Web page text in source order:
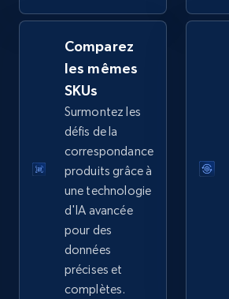
TikTok Shop - Collect TikTok
by keywords search
URL, Title, Available, Description,
price, Final price, Discount
TikTok Shop - discover records
URL, Title, Available, Description,
price, Final price, Discount
Comparez
les mêmes
SKUs
Surmontez les
défis de la
correspondance
produits grâce à
une technologie
d'IA avancée
pour des
données
précises et
complètes.